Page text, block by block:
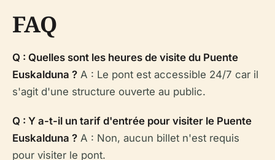
FAQ
Q : Quelles sont les heures de visite du Puente
Euskalduna ? A : Le pont est accessible 24/7 car il
s'agit d'une structure ouverte au public.
Q : Y a-t-il un tarif d'entrée pour visiter le Puente
Euskalduna ? A : Non, aucun billet n'est requis
pour visiter le pont.